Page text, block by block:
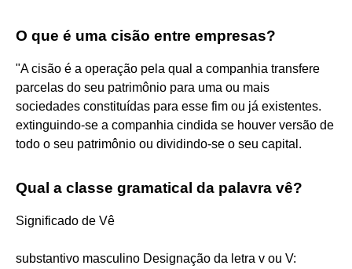
O que é uma cisão entre empresas?
"A cisão é a operação pela qual a companhia transfere
parcelas do seu patrimônio para uma ou mais
sociedades constituídas para esse fim ou já existentes.
extinguindo-se a companhia cindida se houver versão de
todo o seu patrimônio ou dividindo-se o seu capital.
Qual a classe gramatical da palavra vê?
Significado de Vê
substantivo masculino Designação da letra v ou V: